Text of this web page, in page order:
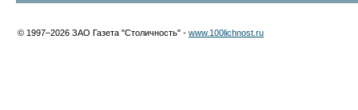
© 1997–2026 ЗАО Газета "Столичность" - www.100lichnost.ru